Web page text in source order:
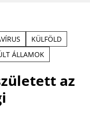
KÜLFÖLD
ÁLLAMOK
az